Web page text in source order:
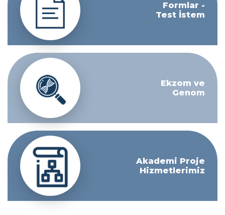
Formlar -
Test İstem
Ekzom ve
Genom
Akademi Proje
Hizmetlerimiz